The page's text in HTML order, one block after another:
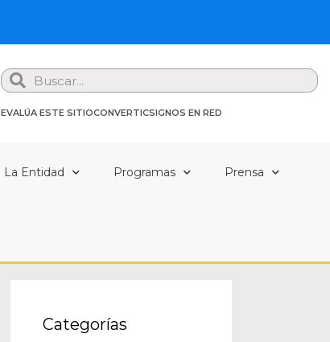
Search
EVALÚA ESTE SITIOCONVERTICSIGNOS EN RED
La Entidad Programas Prensa
Categorías